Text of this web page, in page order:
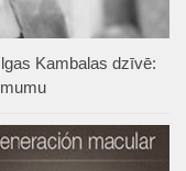
Kambalas dzīvē: